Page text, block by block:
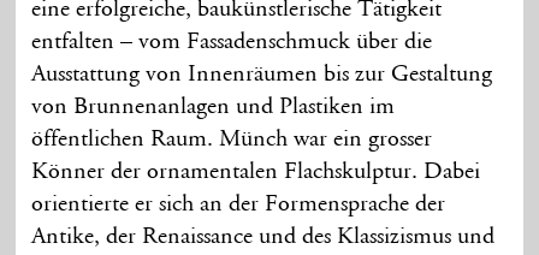
eine erfolgreiche, baukünstlerische Tätigkeit
entfalten – vom Fassadenschmuck über die
Ausstattung von Innenräumen bis zur Gestaltung
von Brunnenanlagen und Plastiken im
öffentlichen Raum. Münch war ein grosser
Könner der ornamentalen Flachskulptur. Dabei
orientierte er sich an der Formensprache der
Antike, der Renaissance und des Klassizismus und